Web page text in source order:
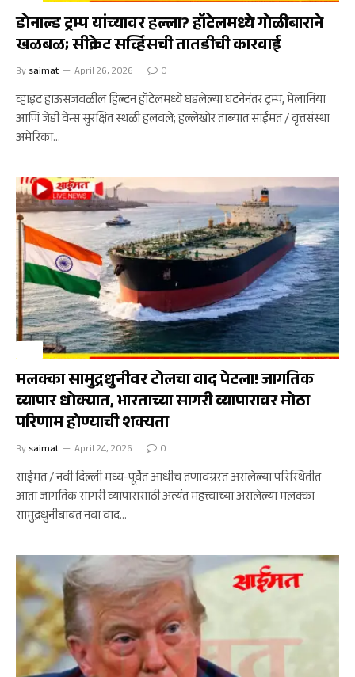
डोनाल्ड ट्रम्प यांच्यावर हल्ला? हॉटेलमध्ये गोळीबाराने
खळबळ; सीक्रेट सर्व्हिसची तातडीची कारवाई
By saimat April 26, 2026 0
व्हाइट हाऊसजवळील हिल्टन हॉटेलमध्ये घडलेल्या घटनेनंतर ट्रम्प, मेलानिया
आणि जेडी वेन्स सुरक्षित स्थळी हलवले; हल्लेखोर ताब्यात साईमत / वृत्तसंस्था
अमेरिका…
मलक्का सामुद्रधुनीवर टोलचा वाद पेटला! जागतिक
व्यापार धोक्यात, भारताच्या सागरी व्यापारावर मोठा
परिणाम होण्याची शक्यता
By saimat April 24, 2026 0
साईमत / नवी दिल्ली मध्य-पूर्वेत आधीच तणावग्रस्त असलेल्या परिस्थितीत
आता जागतिक सागरी व्यापारासाठी अत्यंत महत्त्वाच्या असलेल्या मलक्का
सामुद्रधुनीबाबत नवा वाद…